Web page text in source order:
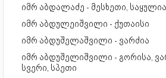
იმრ აბდალაძე - მესხეთი, საყულია
იმრ აბდულეიშვილი - ქუთაისი
იმრ აბდუშელაშვილი - ვარძია
იმრ აბდუშელიშვილი - გორისა,
სვერი, სპეთი